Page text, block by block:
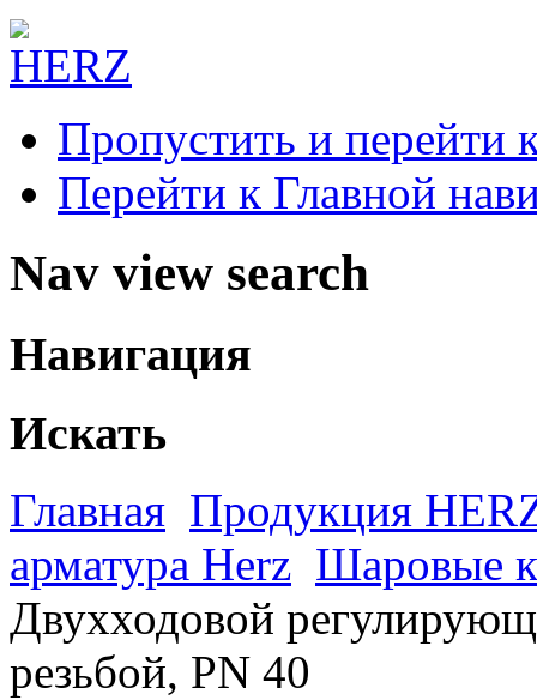
Пропустить и перейти
Перейти к Главной
Nav view search
Навигация
Искать
Главная Продукция
арматура Herz Шаровые
Двухходовой
резьбой, РN 40